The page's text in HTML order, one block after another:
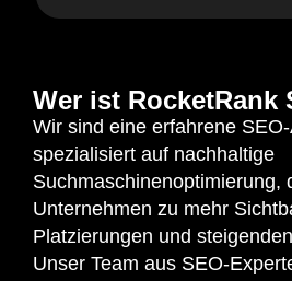
Wer ist RocketRank
Wir sind eine erfahrene
spezialisiert auf nachhaltige
Suchmaschinenoptimierung,
Unternehmen zu mehr
Platzierungen und
Unser Team aus SEO-